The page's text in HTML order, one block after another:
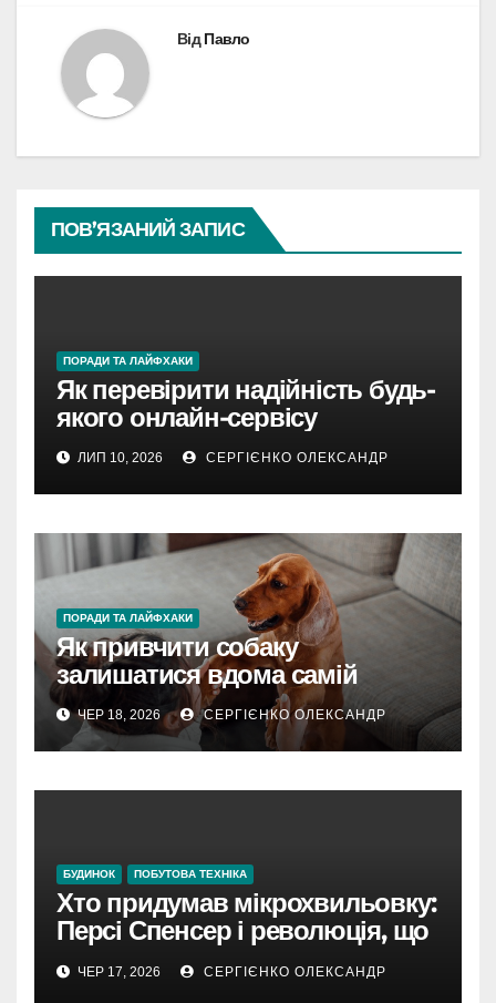
ВідПавло
ПОВ’ЯЗАНИЙ ЗАПИС
ПОРАДИ ТА ЛАЙФХАКИ
Як перевірити надійність будь-
якого онлайн-сервісу
ЛИП 10, 2026 СЕРГІЄНКО ОЛЕКСАНДР
ПОРАДИ ТА ЛАЙФХАКИ
Як привчити собаку
залишатися вдома самій
ЧЕР 18, 2026 СЕРГІЄНКО ОЛЕКСАНДР
БУДИНОК ПОБУТОВА ТЕХНІКА
Хто придумав мікрохвильовку:
Персі Спенсер і революція, що
почалася з розтопленого
шоколаду
ЧЕР 17, 2026 СЕРГІЄНКО ОЛЕКСАНДР